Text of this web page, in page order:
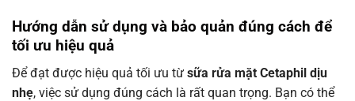
Hướng dẫn sử dụng và bảo quản đúng cách để
tối ưu hiệu quả
Để đạt được hiệu quả tối ưu từ sữa rửa mặt Cetaphil dịu
nhẹ, việc sử dụng đúng cách là rất quan trọng. Bạn có thể